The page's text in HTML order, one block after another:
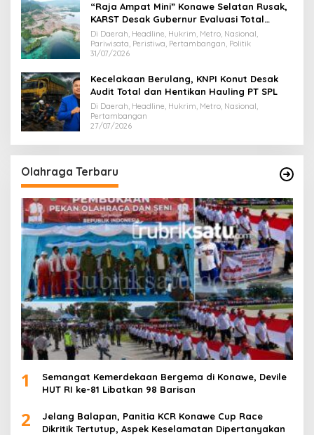
“Raja Ampat Mini” Konawe Selatan Rusak,
KARST Desak Gubernur Evaluasi Total
Dispar Sultra
Di Daerah, Headline, Hukrim, Metro, Nasional,
Pariwisata, Peristiwa, Pertambangan, Politik
31/07/2026
Kecelakaan Berulang, KNPI Konut Desak
Audit Total dan Hentikan Hauling PT SPL
Di Daerah, Headline, Hukrim, Metro, Nasional,
Pertambangan
27/07/2026
Olahraga Terbaru
1
Semangat Kemerdekaan Bergema di Konawe, Devile
HUT RI ke-81 Libatkan 98 Barisan
2
Jelang Balapan, Panitia KCR Konawe Cup Race
Dikritik Tertutup, Aspek Keselamatan Dipertanyakan